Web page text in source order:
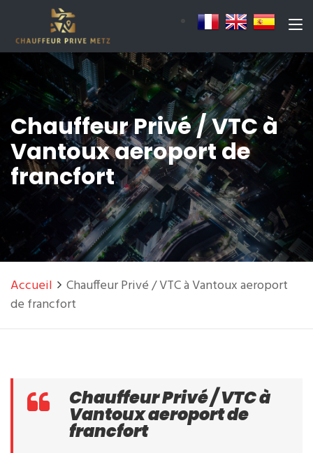
Chauffeur Privé / VTC à
Vantoux aeroport de
francfort
Accueil
Chauffeur Privé / VTC à Vantoux aeroport
de francfort
Chauffeur Privé / VTC à
Vantoux aeroport de
francfort